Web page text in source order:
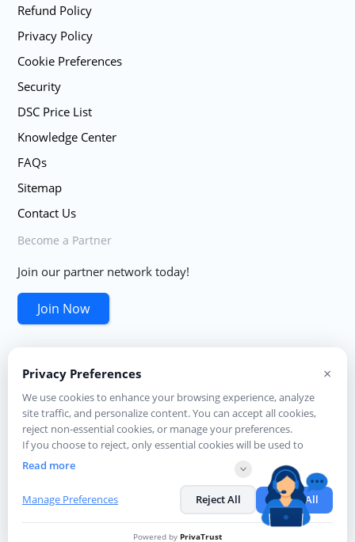
Refund Policy
Privacy Policy
Cookie Preferences
Security
DSC Price List
Knowledge Center
FAQs
Sitemap
Contact Us
Become a Partner
Join our partner network today!
Join Now
© eMudhra Limited. All Rights Reserved
Visit company website atwww.emudhra.com
This site works best with IE 9 and above, Mozilla Firefox 4.0 and above
and Google Chrome
A Licensed Certifying Authority in India, under CCA,
Government of India Visit CCA website for more info at
Privacy Preferences ×
We use cookies to enhance your browsing experience, analyze
site traffic, and personalize content. You can accept all cookies,
reject non-essential cookies, or manage your preferences.
If you choose to reject, only essential cookies will be used to
ensure basic website functionality.
Read more
Manage Preferences Reject All Accept All
Powered by PrivaTrust